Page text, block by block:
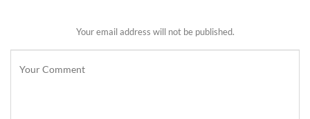
Your email address will not be published.